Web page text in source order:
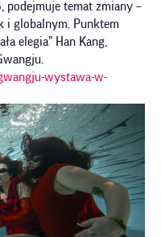
podejmuje temat zmiany –
i globalnym. Punktem
elegia” Han Kang,
wystawa-w-